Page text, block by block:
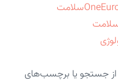
Oneسلامت
از جستجو یا برچسب‌های